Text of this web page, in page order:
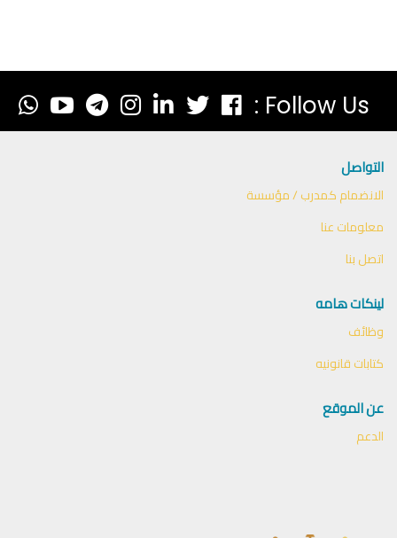
Follow Us :
التواصل
الانضمام كمدرب / مؤسسة
معلومات عنا
اتصل بنا
لينكات هامه
وظائف
كتابات قانونيه
عن الموقع
الدعم